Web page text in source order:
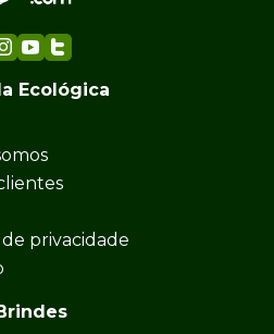
Ecológica
privacidade